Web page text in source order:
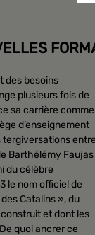
des besoins
plusieurs fois de
sa carrière comme
d’enseignement
tergiversations entre
Barthélémy Faujas
du célèbre
le nom officiel de
Catalins », du
et dont les
quoi ancrer ce